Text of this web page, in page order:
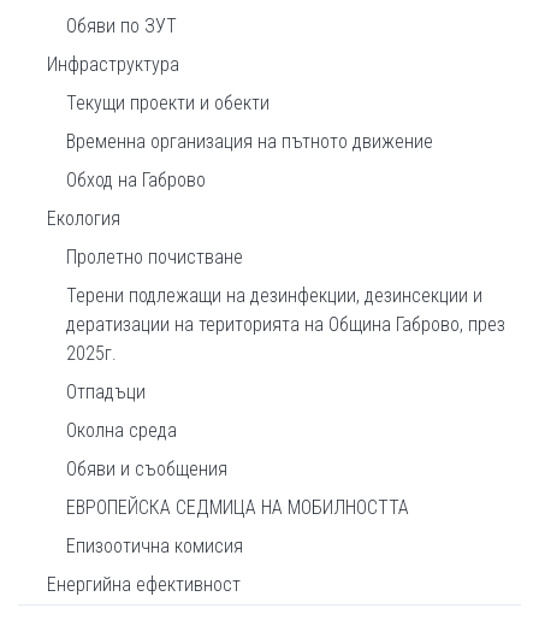
Обяви по ЗУТ
Инфраструктура
Текущи проекти и обекти
Временна организация на пътното движение
Обход на Габрово
Екология
Пролетно почистване
Терени подлежащи на дезинфекции, дезинсекции и
дератизации на територията на Община Габрово, през
2025г.
Отпадъци
Околна среда
Обяви и съобщения
ЕВРОПЕЙСКА СЕДМИЦА НА МОБИЛНОСТТА
Епизоотична комисия
Енергийна ефективност